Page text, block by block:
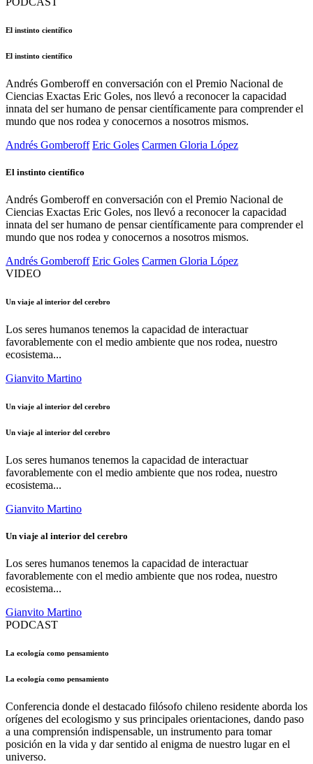
El instinto científico
El instinto científico
Andrés Gomberoff en conversación con el Premio Nacional de
Ciencias Exactas Eric Goles, nos llevó a reconocer la capacidad
innata del ser humano de pensar científicamente para comprender el
mundo que nos rodea y conocernos a nosotros mismos.
Andrés Gomberoff Eric Goles Carmen Gloria López
El instinto científico
Andrés Gomberoff en conversación con el Premio Nacional de
Ciencias Exactas Eric Goles, nos llevó a reconocer la capacidad
innata del ser humano de pensar científicamente para comprender el
mundo que nos rodea y conocernos a nosotros mismos.
Andrés Gomberoff Eric Goles Carmen Gloria López
VIDEO
Un viaje al interior del cerebro
Los seres humanos tenemos la capacidad de interactuar
favorablemente con el medio ambiente que nos rodea, nuestro
ecosistema...
Gianvito Martino
Un viaje al interior del cerebro
Un viaje al interior del cerebro
Los seres humanos tenemos la capacidad de interactuar
favorablemente con el medio ambiente que nos rodea, nuestro
ecosistema...
Gianvito Martino
Un viaje al interior del cerebro
Los seres humanos tenemos la capacidad de interactuar
favorablemente con el medio ambiente que nos rodea, nuestro
ecosistema...
Gianvito Martino
PODCAST
La ecología como pensamiento
La ecología como pensamiento
Conferencia donde el destacado filósofo chileno residente aborda los
orígenes del ecologismo y sus principales orientaciones, dando paso
a una comprensión indispensable, un instrumento para tomar
posición en la vida y dar sentido al enigma de nuestro lugar en el
universo.